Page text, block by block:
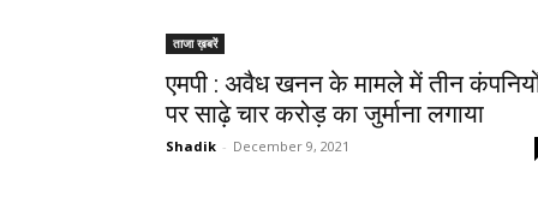
ताजा ख़बरें
एमपी : अवैध खनन के मामले में तीन
पर साढ़े चार करोड़ का जुर्माना लगाया
Shadik - December 9, 2021